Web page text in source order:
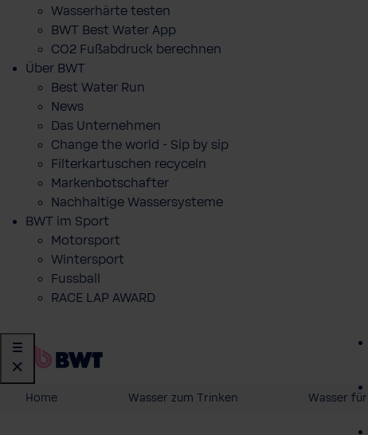
Wasserhärte testen
BWT Best Water App
CO2 Fußabdruck berechnen
Über BWT
Best Water Run
News
Das Unternehmen
Change the world - Sip by sip
Filterkartuschen recyceln
Markenbotschafter
Nachhaltige Wassersysteme
BWT im Sport
Motorsport
Wintersport
Fussball
RACE LAP AWARD
Home Wasser zum Trinken Wasser